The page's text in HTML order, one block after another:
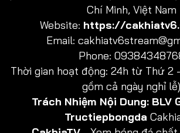
Chí Minh, Việt Nam
Website: https://
Email:
Phone:
Thời gian hoạt động: 24h từ Thứ 2
gồm cả ngày nghỉ lễ)
Trách Nhiệm Nội Dung: BLV
Tructiepbongda